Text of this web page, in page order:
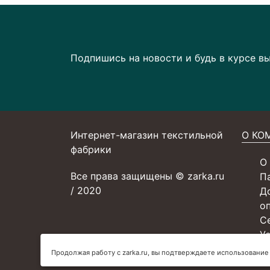
Подпишись на новости и будь в курсе
Интернет-магазин текстильной
фабрики
Все права защищены © zarka.ru
/ 2020
О
О
Продолжая работу с zarka.ru, вы подтверждаете